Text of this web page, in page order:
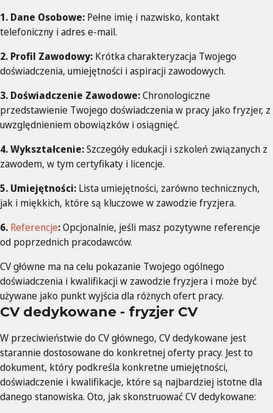
1. Dane Osobowe: Pełne imię i nazwisko, kontakt
telefoniczny i adres e-mail.
2. Profil Zawodowy: Krótka charakteryzacja Twojego
doświadczenia, umiejętności i aspiracji zawodowych.
3. Doświadczenie Zawodowe:Chronologiczne
przedstawienie Twojego doświadczenia w pracy jako fryzjer, z
uwzględnieniem obowiązków i osiągnięć.
4. Wykształcenie:Szczegóły edukacji i szkoleń związanych z
zawodem, w tym certyfikaty i licencje.
5. Umiejętności: Lista umiejętności, zarówno technicznych,
jak i miękkich, które są kluczowe w zawodzie fryzjera.
6. Referencje:Opcjonalnie, jeśli masz pozytywne referencje
od poprzednich pracodawców.
CV główne ma na celu pokazanie Twojego ogólnego
doświadczenia i kwalifikacji w zawodzie fryzjera i może być
używane jako punkt wyjścia dla różnych ofert pracy.
CV dedykowane - fryzjer CV
W przeciwieństwie do CV głównego, CV dedykowane jest
starannie dostosowane do konkretnej oferty pracy. Jest to
dokument, który podkreśla konkretne umiejętności,
doświadczenie i kwalifikacje, które są najbardziej istotne dla
danego stanowiska. Oto, jak skonstruować CV dedykowane: